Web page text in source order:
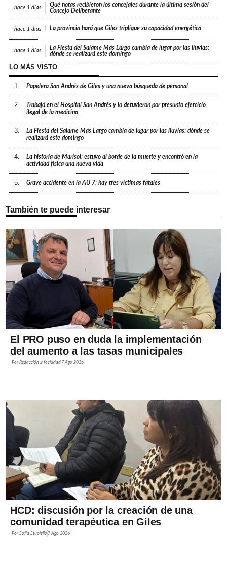
hace 1 días
Qué notas recibieron los concejales durante la última sesión del
Concejo Deliberante
hace 1 días La provincia hará que Giles triplique su capacidad energética
hace 1 días
La Fiesta del Salame Más Largo cambia de lugar por las lluvias:
dónde se realizará este domingo
LO MÁS VISTO
1. Papelera San Andrés de Giles y una nueva búsqueda de personal
2.
Trabajó en el Hospital San Andrés y lo detuvieron por presunto ejercicio
ilegal de la medicina
3.
La Fiesta del Salame Más Largo cambia de lugar por las lluvias: dónde se
realizará este domingo
4.
La historia de Marisol: estuvo al borde de la muerte y encontró en la
actividad física una nueva vida
5. Grave accidente en la AU 7: hay tres víctimas fatales
También te puede interesar
El PRO puso en duda la implementación
del aumento a las tasas municipales
PorRedacción Infociudad 7 Ago 2026
HCD: discusión por la creación de una
comunidad terapéutica en Giles
PorSofía Stupiello 7 Ago 2026